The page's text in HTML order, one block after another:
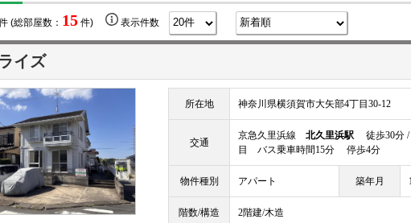
(総部屋数： 15 件) 表示件数
イズ
所在地 神奈川県横須賀市大矢部4丁目30-12
交通
京急久里浜線 北久里浜駅 徒歩30分 /
目 バス乗車時間15分 停歩4分
物件種別 アパート 築年月
階数/構造 2階建/木造